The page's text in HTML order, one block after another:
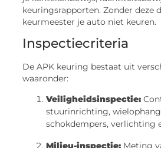
keuringsrapporten. Zonder deze
keurmeester je auto niet keuren.
Inspectiecriteria
De APK keuring bestaat uit
waaronder:
Veiligheidsinspectie:
stuurinrichting,
schokdempers, verlichting
Milieu-inspectie: Meting